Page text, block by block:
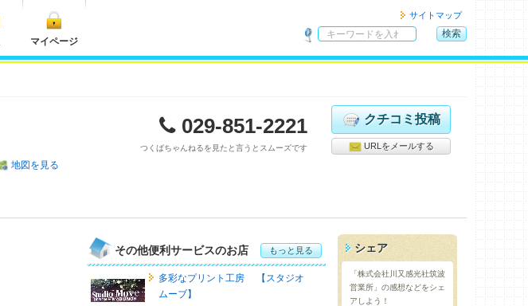
マイページ
サイトマップ
内
索
検索
029-851-2221
つくばちゃんねるを見たと言うとスムーズです
クチコミ投稿
URLをメールする
地図を見る
その他便利サービスのお店 もっと見る
多彩なプリント工房 【スタジオ
ムーブ】
シェア
「株式会社川又感光社筑波
営業所」の感想などをシェ
アしよう！